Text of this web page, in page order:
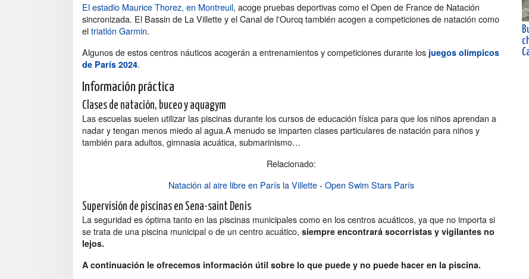
El estadio Maurice Thorez, en Montreuil, acoge pruebas deportivas como el Open de France de Natación
sincronizada. El Bassin de La Villette y el Canal de l'Ourcq también acogen a competiciones de natación como
eltriatlón Garmin.
Algunos de estos centros náuticos acogerán a entrenamientos y competiciones durante los juegos olímpicos
de París 2024.
Información práctica
Clases de natación, buceo y aquagym
Las escuelas suelen utilizar las piscinas durante los cursos de educación física para que los niños aprendan a
nadar y tengan menos miedo al agua.A menudo se imparten clases particulares de natación para niños y
también para adultos, gimnasia acuática, submarinismo…
Relacionado:
Natación al aire libre en París la Villette- Open Swim Stars París
Supervisión de piscinas en Sena-saint Denis
La seguridad es óptima tanto en las piscinas municipales como en los centros acuáticos, ya que no importa si
se trata de una piscina municipal o de un centro acuático, siempre encontrará socorristas y vigilantes no
lejos.
A continuación le ofrecemos información útil sobre lo que puede y no puede hacer en la piscina.